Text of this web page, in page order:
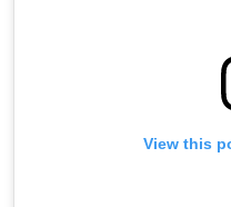
View this